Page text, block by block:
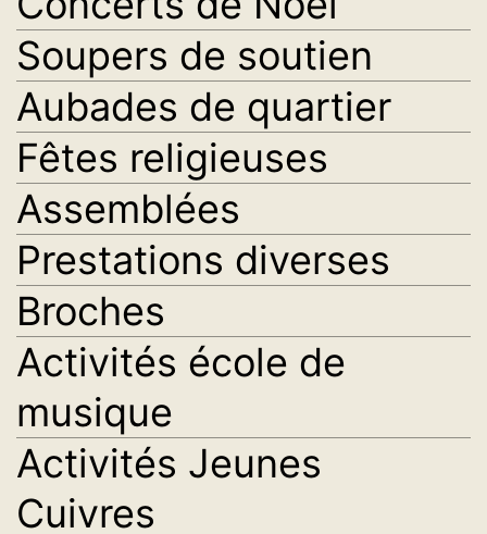
Soupers de soutien
Aubades de quartier
Fêtes religieuses
Assemblées
Prestations diverses
Broches
Activités école de
musique
Activités Jeunes
Cuivres